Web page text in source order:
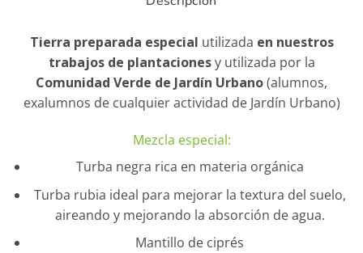
Tierra preparada especial utilizada en nuestros
trabajos de plantacionesy utilizada por la
Comunidad Verde de Jardín Urbano(alumnos,
exalumnos de cualquier actividad de Jardín Urbano)
Mezcla especial:
Turba negra rica en materia orgánica
Turba rubia ideal para mejorar la textura del suelo,
aireando y mejorando la absorción de agua.
Mantillo de ciprés